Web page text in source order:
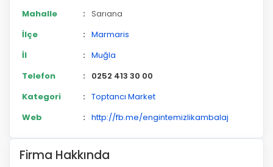
Mahalle
: Sarıana
İlçe
: Marmaris
İl
: Muğla
Telefon
:
0252 413 30 00
Kategori
: Toptancı Market
Web
: http://fb.me/engintemizlikambalaj
Firma Hakkında